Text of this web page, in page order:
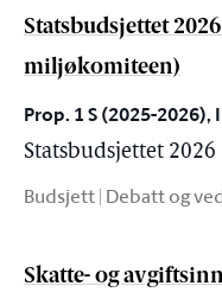
Statsbudsjettet
miljøkomiteen)
Prop. 1 S (2025-2026),
Statsbudsjettet 2026
Budsjett | Debatt og
Skatte- og